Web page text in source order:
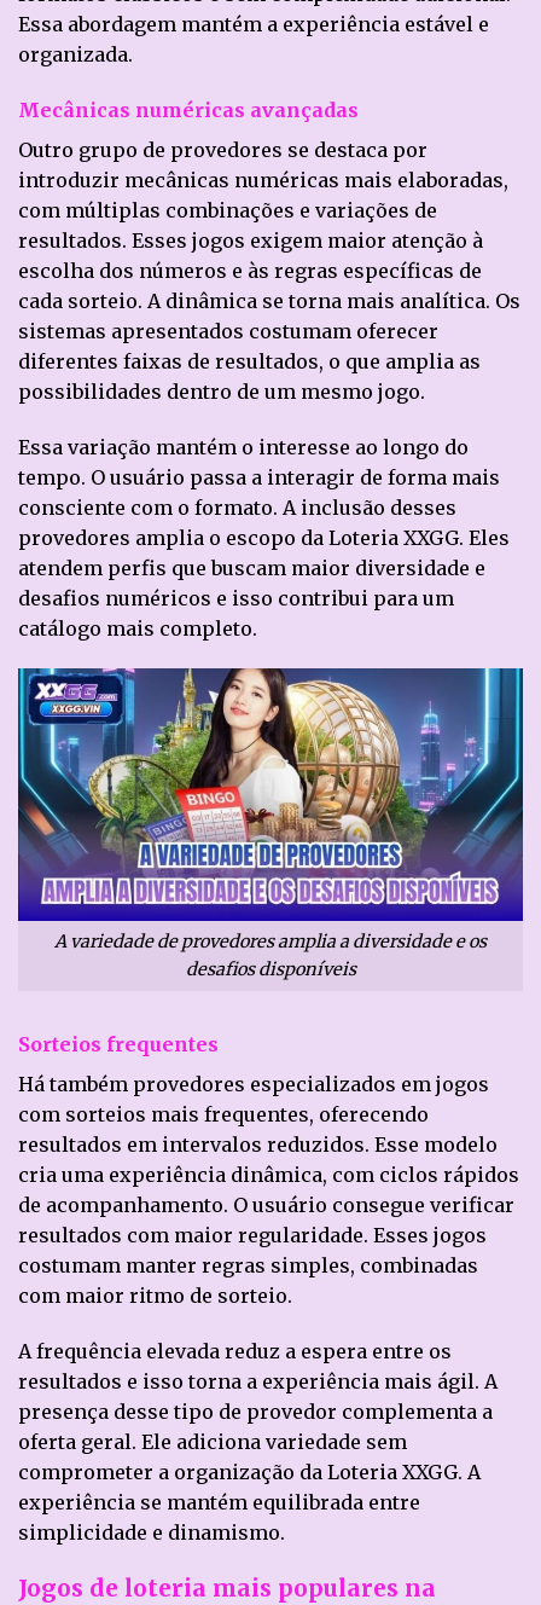
Essa abordagem mantém a experiência estável e
organizada.
Mecânicas numéricas avançadas
Outro grupo de provedores se destaca por
introduzir mecânicas numéricas mais elaboradas,
com múltiplas combinações e variações de
resultados. Esses jogos exigem maior atenção à
escolha dos números e às regras específicas de
cada sorteio. A dinâmica se torna mais analítica. Os
sistemas apresentados costumam oferecer
diferentes faixas de resultados, o que amplia as
possibilidades dentro de um mesmo jogo.
Essa variação mantém o interesse ao longo do
tempo. O usuário passa a interagir de forma mais
consciente com o formato. A inclusão desses
provedores amplia o escopo da Loteria XXGG. Eles
atendem perfis que buscam maior diversidade e
desafios numéricos e isso contribui para um
catálogo mais completo.
A variedade de provedores amplia a diversidade e os
desafios disponíveis
Sorteios frequentes
Há também provedores especializados em jogos
com sorteios mais frequentes, oferecendo
resultados em intervalos reduzidos. Esse modelo
cria uma experiência dinâmica, com ciclos rápidos
de acompanhamento. O usuário consegue verificar
resultados com maior regularidade. Esses jogos
costumam manter regras simples, combinadas
com maior ritmo de sorteio.
A frequência elevada reduz a espera entre os
resultados e isso torna a experiência mais ágil. A
presença desse tipo de provedor complementa a
oferta geral. Ele adiciona variedade sem
comprometer a organização da Loteria XXGG. A
experiência se mantém equilibrada entre
simplicidade e dinamismo.
Jogos de loteria mais populares na